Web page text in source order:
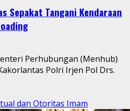
Sepakat Tangani Kendaraan
Perhubungan (Menhub)
Polri Irjen Pol Drs.
dan Otoritas Imam